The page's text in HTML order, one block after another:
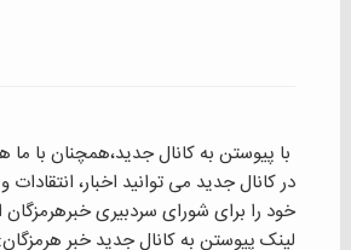
با پیوستن به کانال جدید،همچنان با ما
در کانال جدید می توانید اخبار،
خود را برای شورای سردبیری خبرهرمزگان
لینک پیوستن به کانال جدید خبر هرمزگان: